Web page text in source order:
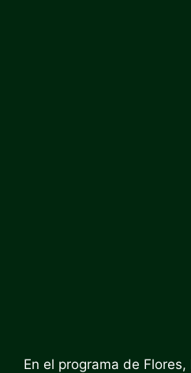
En el programa de